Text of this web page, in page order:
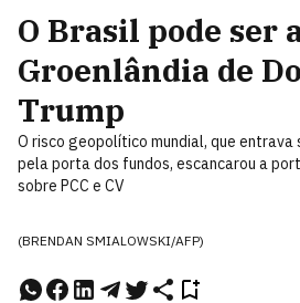
O Brasil pode ser
Groenlândia de
Trump
O risco geopolítico mundial, que
pela porta dos fundos, escancarou a
sobre PCC e CV
(BRENDAN SMIALOWSKI/AFP)